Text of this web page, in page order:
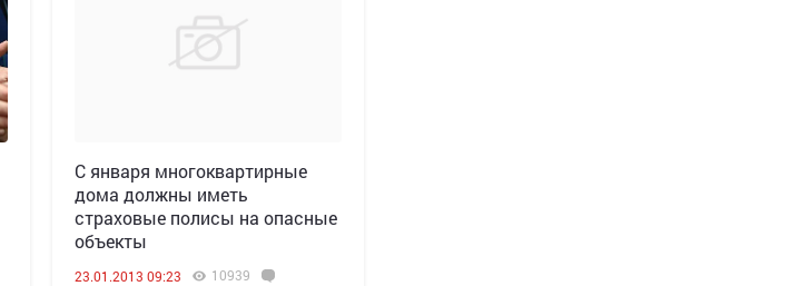
С января многоквартирные
дома должны иметь
страховые полисы на опасные
объекты
23.01.2013 09:23 10939